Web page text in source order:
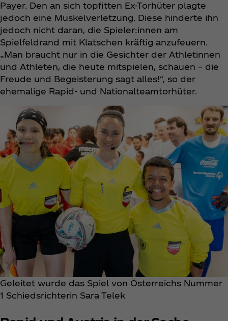
Payer. Den an sich topfitten Ex-Torhüter plagte
jedoch eine Muskelverletzung. Diese hinderte ihn
jedoch nicht daran, die Spieler:innen am
Spielfeldrand mit Klatschen kräftig anzufeuern.
„Man braucht nur in die Gesichter der Athletinnen
und Athleten, die heute mitspielen, schauen – die
Freude und Begeisterung sagt alles!“, so der
ehemalige Rapid- und Nationalteamtorhüter.
Geleitet wurde das Spiel von Österreichs Nummer
1 Schiedsrichterin Sara Telek